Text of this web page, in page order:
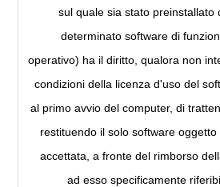
sul quale sia stato preinstallato
determinato software di
operativo) ha il diritto, qualora non
condizioni della licenza d'uso del
al primo avvio del computer, di
restituendo il solo software
accettata, a fronte del rimborso
ad esso specificamente